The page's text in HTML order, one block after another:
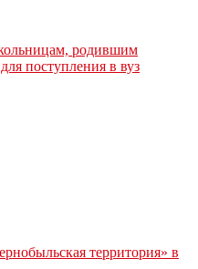
родившим
поступления в вуз
территория» в